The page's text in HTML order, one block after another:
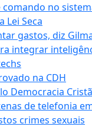
no
Lei Seca
gastos, diz
integrar
na CDH
Democracia Cristã
de telefonia
crimes sexuais